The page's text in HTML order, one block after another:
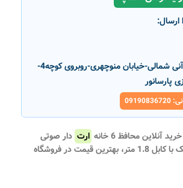
خیابان قاآنی شمالی-خیابان منوچهری-روبروی کوچه4-
محافظ 6 خانه ارت دار صوتی
تصویری خیام الکتریک با کابل 1.8 متر، بهترین قیمت در فروشگاه